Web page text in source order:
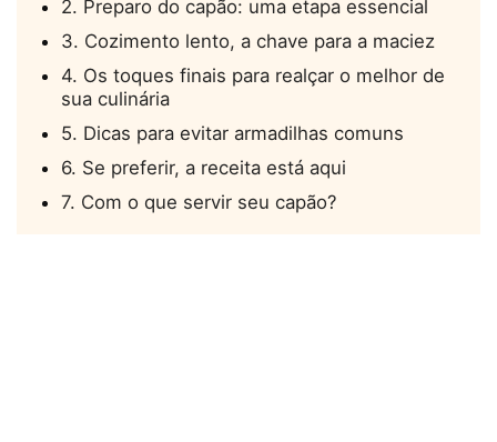
2. Preparo do capão: uma etapa essencial
3. Cozimento lento, a chave para a maciez
4. Os toques finais para realçar o melhor de
sua culinária
5. Dicas para evitar armadilhas comuns
6. Se preferir, a receita está aqui
7. Com o que servir seu capão?